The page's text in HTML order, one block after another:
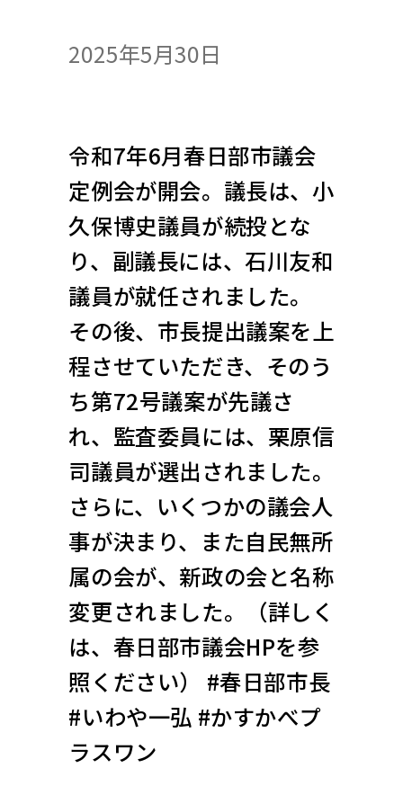
2025年5月30日
令和7年6月春日部市議会
定例会が開会。議長は、小
久保博史議員が続投とな
り、副議長には、石川友和
議員が就任されました。
その後、市長提出議案を上
程させていただき、そのう
ち第72号議案が先議さ
れ、監査委員には、栗原信
司議員が選出されました。
さらに、いくつかの議会人
事が決まり、また自民無所
属の会が、新政の会と名称
変更されました。（詳しく
は、春日部市議会HPを参
照ください） #春日部市長
#いわや一弘 #かすかべプ
ラスワン